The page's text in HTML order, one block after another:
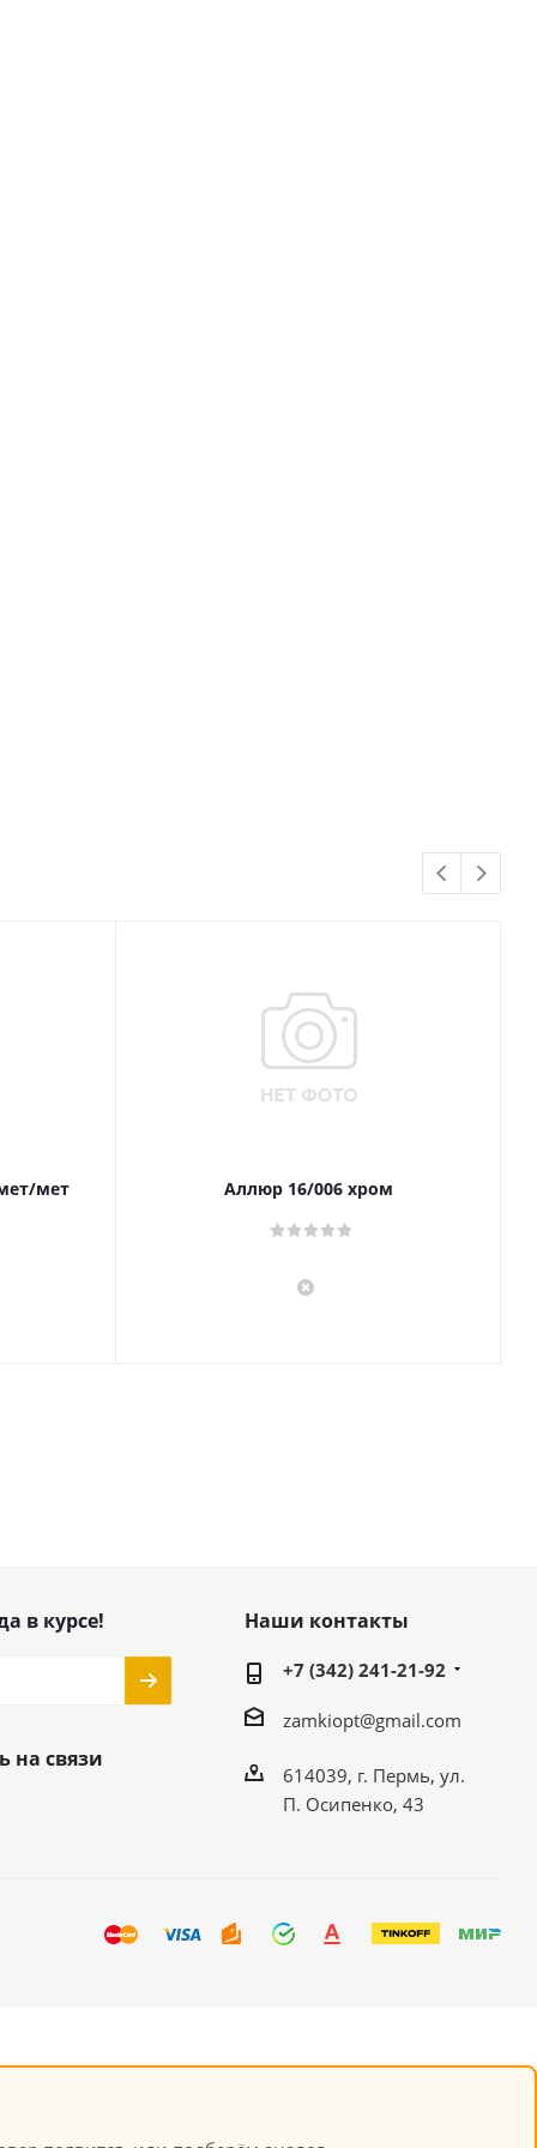
мет
Аллюр 16/006 хром
в курсе!
на связи
Наши контакты
+7 (342) 241-21-92
zamkiopt@gmail.com
614039, г. Пермь, ул.
П. Осипенко, 43